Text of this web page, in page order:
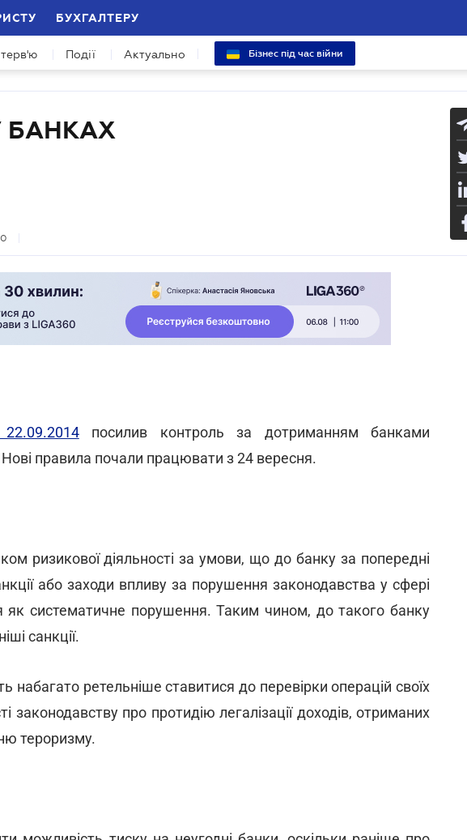
БУХГАЛТЕРУ
Події Актуально Бізнес під час війни
БАНКАХ
0
посилив контроль за дотриманням банками
правила почали працювати з 24 вересня.
ризикової діяльності за умови, що до банку за попередні
або заходи впливу за порушення законодавства у сфері
як систематичне порушення. Таким чином, до такого банку
санкції.
ретельніше ставитися до перевірки операцій своїх
законодавству про протидію легалізації доходів, отриманих
тероризму.